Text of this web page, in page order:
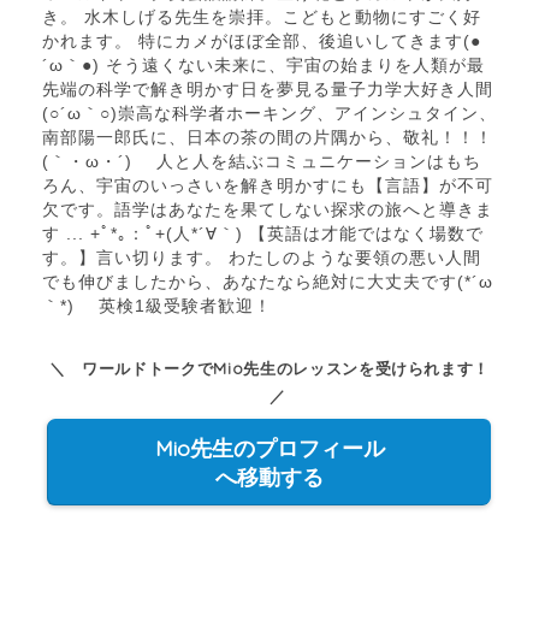
き。 水木しげる先生を崇拝。こどもと動物にすごく好
かれます。 特にカメがほぼ全部、後追いしてきます(●
´ω｀●) そう遠くない未来に、宇宙の始まりを人類が最
先端の科学で解き明かす日を夢見る量子力学大好き人間
(○´ω｀○)崇高な科学者ホーキング、アインシュタイン、
南部陽一郎氏に、日本の茶の間の片隅から、敬礼！！！
(｀・ω・´)ゝ 人と人を結ぶコミュニケーションはもち
ろん、宇宙のいっさいを解き明かすにも【言語】が不可
欠です。語学はあなたを果てしない探求の旅へと導きま
す ... +ﾟ*｡：ﾟ+(人*´∀｀) 【英語は才能ではなく場数で
す。】言い切ります。 わたしのような要領の悪い人間
でも伸びましたから、あなたなら絶対に大丈夫です(*´ω
｀*) 英検1級受験者歓迎！
＼ ワールドトークでMio先生のレッスンを受けられます！
／
Mio先生のプロフィール
へ移動する